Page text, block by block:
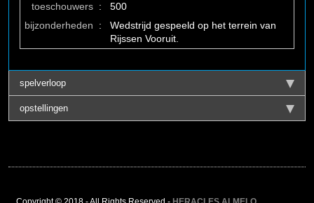
toeschouwers :
500
bijzonderheden
:
Wedstrijd gespeeld op het terrein van
Rijssen Vooruit.
spelverloop
opstellingen